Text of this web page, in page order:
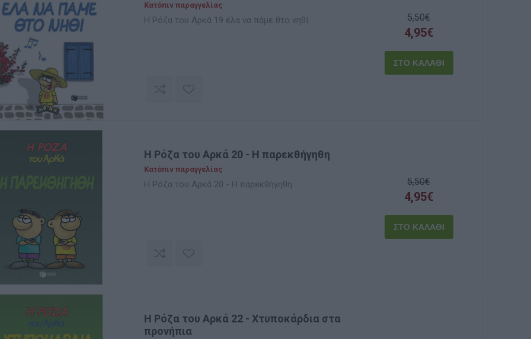
Κατόπιν παραγγελίας
Η Ρόζα του Αρκά 19 έλα να πάμε θτο νηθί 5,50€
4,95€
Η Ρόζα του Αρκά 20 - Η παρεκθήγηθη
Κατόπιν παραγγελίας
Η Ρόζα του Αρκά 20 - Η παρεκθήγηθη 5,50€
4,95€
Η Ρόζα του Αρκά 22 - Χτυποκάρδια στα
προνήπια